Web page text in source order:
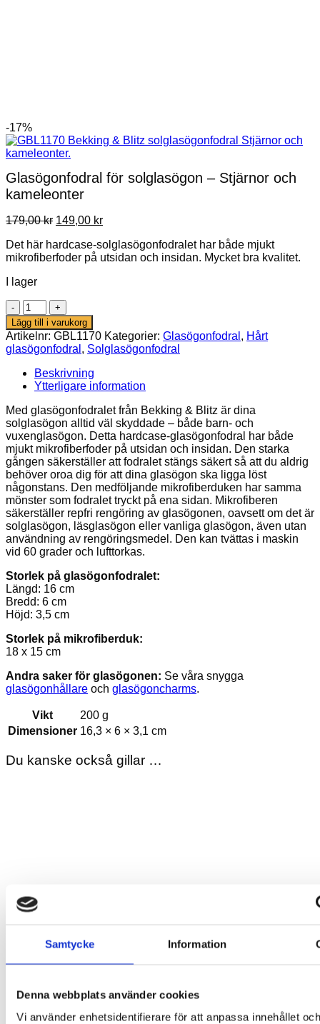
Samtycke Information
Denna webbplats använder cookies
Vi använder enhetsidentifierare för att anpassa innehållet och
-17%
Glasögonfodral för solglasögon – Stjärnor och
kameleonter
179,00kr Det
priset
var:
149,00 krDet
priset
är:
Det här hardcase-solglasögonfodralet har både mjukt
mikrofiberfoder på utsidan och insidan. Mycket bra kvalitet.
I lager
Glasögonfodral
för
solglasögon
-
Stjärnor
och
kameleonter
mängd
Lägg till i varukorg
Artikelnr: GBL1170 Kategorier: Glasögonfodral , Hårt
glasögonfodral , Solglasögonfodral
Beskrivning
Ytterligare information
Med glasögonfodralet från Bekking & Blitz är dina
solglasögon alltid väl skyddade – både barn- och
vuxenglasögon. Detta hardcase-glasögonfodral har både
mjukt mikrofiberfoder på utsidan och insidan. Den starka
gången säkerställer att fodralet stängs säkert så att du aldrig
behöver oroa dig för att dina glasögon ska ligga löst
någonstans. Den medföljande mikrofiberduken har samma
mönster som fodralet tryckt på ena sidan. Mikrofiberen
säkerställer repfri rengöring av glasögonen, oavsett om det är
solglasögon, läsglasögon eller vanliga glasögon, även utan
användning av rengöringsmedel. Den kan tvättas i maskin
vid 60 grader och lufttorkas.
Storlek på glasögonfodralet:
Längd: 16 cm
Bredd: 6 cm
Höjd: 3,5 cm
Storlek på mikrofiberduk:
18 x 15 cm
Andra saker för glasögonen: Se våra snygga
glasögonhållare och glasögoncharms.
Vikt
200 g
Dimensioner 16,3 × 6 × 3,1 cm
Du kanske också gillar …